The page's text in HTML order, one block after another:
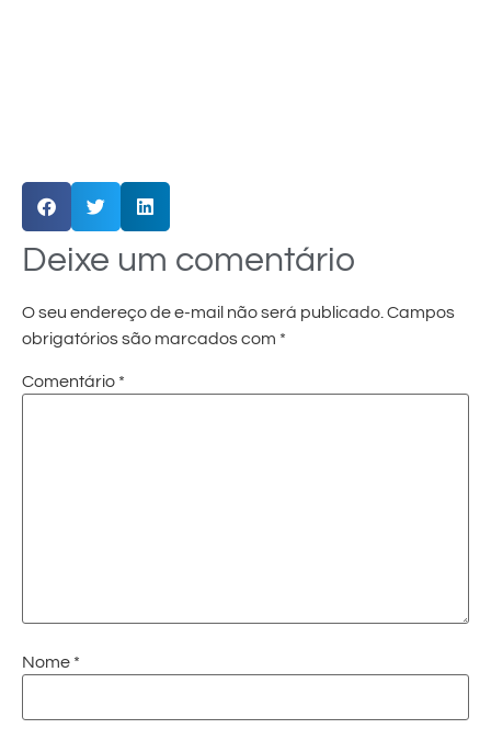
Deixe um comentário
O seu endereço de e-mail não será publicado. Campos
obrigatórios são marcados com *
Comentário *
Nome *